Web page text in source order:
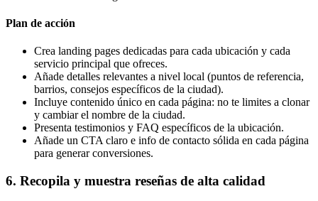
Plan de acción
Crea landing pages dedicadas para cada ubicación y cada
servicio principal que ofreces.
Añade detalles relevantes a nivel local (puntos de referencia,
barrios, consejos específicos de la ciudad).
Incluye contenido único en cada página: no te limites a clonar
y cambiar el nombre de la ciudad.
Presenta testimonios y FAQ específicos de la ubicación.
Añade un CTA claro e info de contacto sólida en cada página
para generar conversiones.
6. Recopila y muestra reseñas de alta calidad